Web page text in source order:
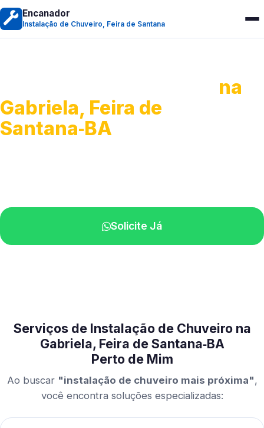
Encanador
Instalação de Chuveiro, Feira de Santana
na
Gabriela, Feira de
Santana‑BA
Solicite Já
Serviços de Instalação de Chuveiro na
Gabriela, Feira de Santana‑BA
Perto de Mim
Ao buscar "instalação de chuveiro mais próxima",
você encontra soluções especializadas: